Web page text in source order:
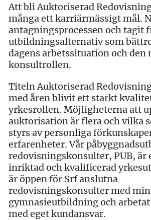
Att bli Auktoriserad
många ett karriärmässigt mål.
antagningsprocessen och tagit
utbildningsalternativ som
dagens arbetssituation och den
konsultrollen.
Titeln Auktoriserad
med åren blivit ett starkt
yrkesrollen. Möjligheterna att
auktorisation är flera och vilka
styrs av personliga
erfarenheter. Vår
redovisningskonsulter, PUB, är
inriktad och kvalificerad
är öppen för Srf anslutna
redovisningskonsulter med
gymnasieutbildning och
med eget kundansvar.